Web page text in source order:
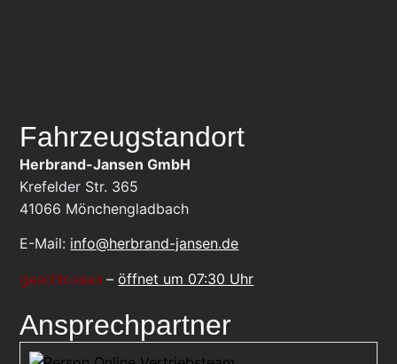
Fahrzeugstandort
Herbrand-Jansen GmbH
Krefelder Str. 365
41066 Mönchengladbach
E-Mail: info@herbrand-jansen.de
geschlossen –öffnet um 07:30 Uhr
Ansprechpartner